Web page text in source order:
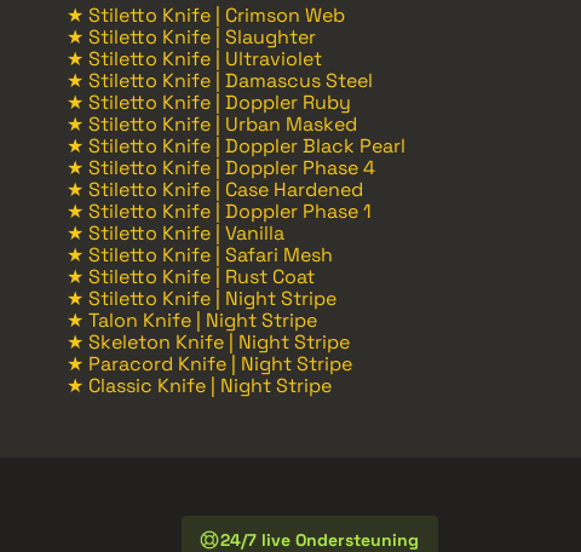
★ Stiletto Knife | Crimson Web
★ Stiletto Knife | Slaughter
★ Stiletto Knife | Ultraviolet
★ Stiletto Knife | Damascus Steel
★ Stiletto Knife | Doppler Ruby
★ Stiletto Knife | Urban Masked
★ Stiletto Knife | Doppler Black Pearl
★ Stiletto Knife | Doppler Phase 4
★ Stiletto Knife | Case Hardened
★ Stiletto Knife | Doppler Phase 1
★ Stiletto Knife | Vanilla
★ Stiletto Knife | Safari Mesh
★ Stiletto Knife | Rust Coat
★ Stiletto Knife | Night Stripe
★ Talon Knife | Night Stripe
★ Skeleton Knife | Night Stripe
★ Paracord Knife | Night Stripe
★ Classic Knife | Night Stripe
24/7 live Ondersteuning